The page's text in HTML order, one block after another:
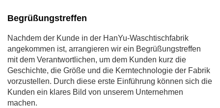
Begrüßungstreffen
Nachdem der Kunde in der HanYu-Waschtischfabrik
angekommen ist, arrangieren wir ein Begrüßungstreffen
mit dem Verantwortlichen, um dem Kunden kurz die
Geschichte, die Größe und die Kerntechnologie der Fabrik
vorzustellen. Durch diese erste Einführung können sich die
Kunden ein klares Bild von unserem Unternehmen
machen.